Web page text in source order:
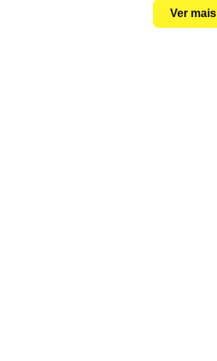
Ver mais